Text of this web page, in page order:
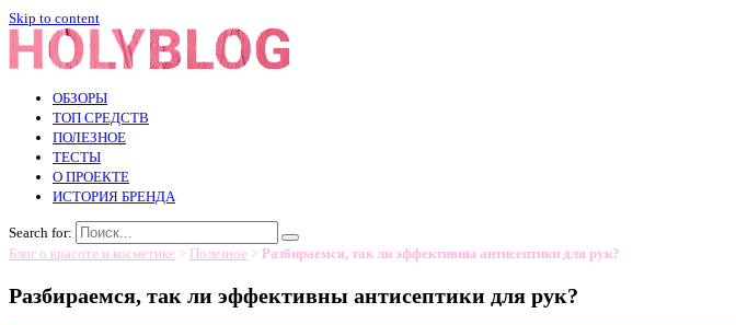
Skip to content
ОБЗОРЫ
ТОП СРЕДСТВ
ПОЛЕЗНОЕ
ТЕСТЫ
О ПРОЕКТЕ
ИСТОРИЯ БРЕНДА
Search for:
Блог о красоте и косметике > Полезное > Разбираемся, так ли эффективны антисептики для рук?
Разбираемся, так ли эффективны антисептики для рук?